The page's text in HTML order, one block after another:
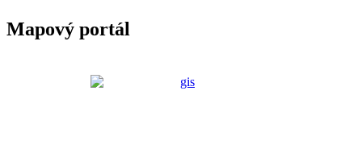
Mapový portál